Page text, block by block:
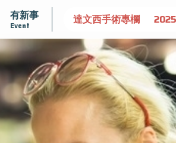
有新事
Event達文西手術專欄 2025植牙指南